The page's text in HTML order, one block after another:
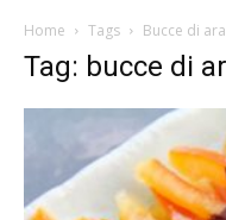
Home Tags Bucce di
Tag: bucce di